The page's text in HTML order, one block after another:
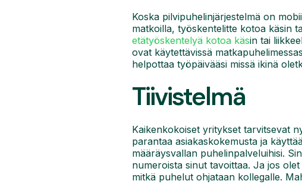
Koska pilvipuhelinjärjestelmä on
matkoilla, työskentelitte kotoa käsin
etätyöskentelyä kotoa käsin tai
ovat käytettävissä
helpottaa työpäivääsi missä ikinä
Tiivistelmä
Kaikenkokoiset yritykset tarvitsevat
parantaa asiakaskokemusta ja
määräysvallan puhelinpalveluihisi.
numeroista sinut tavoittaa. Ja jos
mitkä puhelut ohjataan kollegalle.